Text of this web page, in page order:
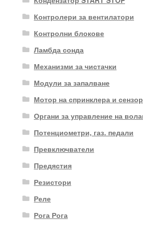
Контролери за вентилатори
Контролни блокове
Ламбда сонда
Механизми за чистачки
Модули за запалване
Мотор на спринклера и
Органи за управление на
Потенциометри, газ. педали
Превключватели
Предястия
Резистори
Реле
Рога Рога